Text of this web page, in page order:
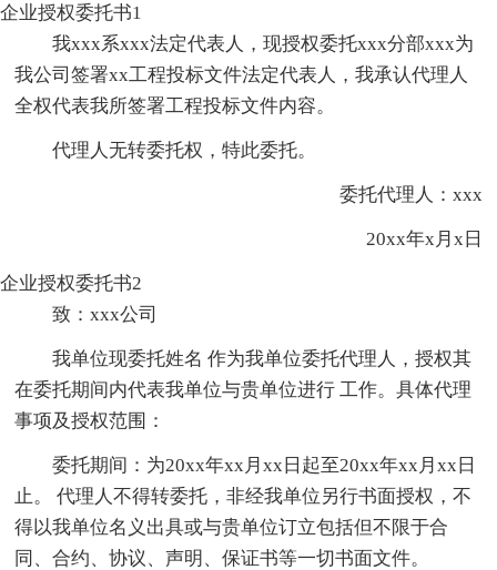
企业授权委托书1
我xxx系xxx法定代表人，现授权委托xxx分部xxx为
我公司签署xx工程投标文件法定代表人，我承认代理人
全权代表我所签署工程投标文件内容。
代理人无转委托权，特此委托。
委托代理人：xxx
20xx年x月x日
企业授权委托书2
致：xxx公司
我单位现委托姓名 作为我单位委托代理人，授权其
在委托期间内代表我单位与贵单位进行 工作。具体代理
事项及授权范围：
委托期间：为20xx年xx月xx日起至20xx年xx月xx日
止。 代理人不得转委托，非经我单位另行书面授权，不
得以我单位名义出具或与贵单位订立包括但不限于合
同、合约、协议、声明、保证书等一切书面文件。